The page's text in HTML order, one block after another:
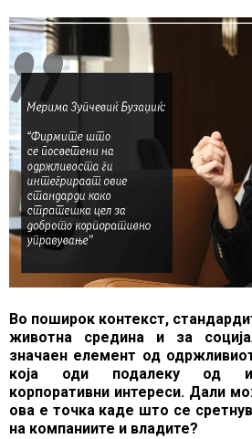
Во поширок контекст,
животна средина и за
значаен елемент од
која оди подалеку од
корпоративни интереси. Дали
ова е точка каде што се
на компаниите и владите?